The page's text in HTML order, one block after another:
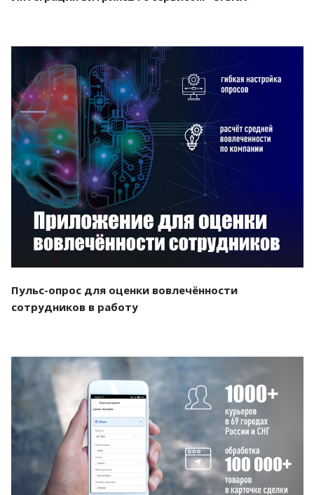
Смотреть проект
Пульс-опрос для оценки вовлечённости
сотрудников в работу
Смотреть проект